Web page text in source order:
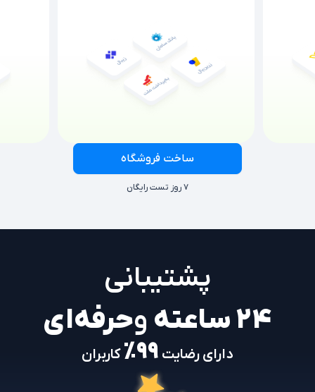
ساخت فروشگاه
۷ روز تست رایگان
پشتیبانی
۲۴ ساعته
وحرفه‌ای
دارای رضایت ۹۹٪ کاربران